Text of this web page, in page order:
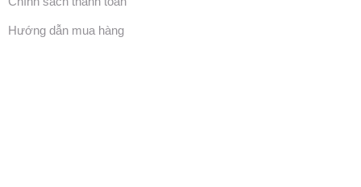
Hướng dẫn mua hàng